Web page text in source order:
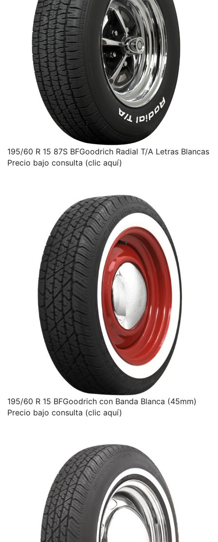
195/60 R 15 87S BFGoodrich Radial T/A Letras Blancas
Precio bajo consulta (clic aquí)
195/60 R 15 BFGoodrich con Banda Blanca (45mm)
Precio bajo consulta (clic aquí)